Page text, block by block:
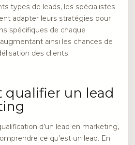
types de leads, les spécialistes
adapter leurs stratégies pour
spécifiques de chaque
ainsi les chances de
des clients.
qualifier un lead
d’un lead en marketing,
ce qu’est un lead. En